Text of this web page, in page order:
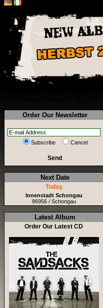
Order Our Newsletter
Subscribe Cancel
Send
Next Date
Today
Innenstadt Schongau
86956 / Schongau
Latest Album
Order Our Latest CD